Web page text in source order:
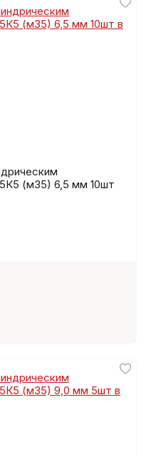
(м35) 6,5 мм 10шт